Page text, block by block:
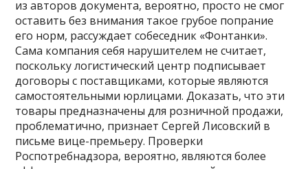
из авторов документа, вероятно, просто не смог
оставить без внимания такое грубое попрание
его норм, рассуждает собеседник «Фонтанки».
Сама компания себя нарушителем не считает,
поскольку логистический центр подписывает
договоры с поставщиками, которые являются
самостоятельными юрлицами. Доказать, что эти
товары предназначены для розничной продажи,
проблематично, признает Сергей Лисовский в
письме вице-премьеру. Проверки
Роспотребнадзора, вероятно, являются более